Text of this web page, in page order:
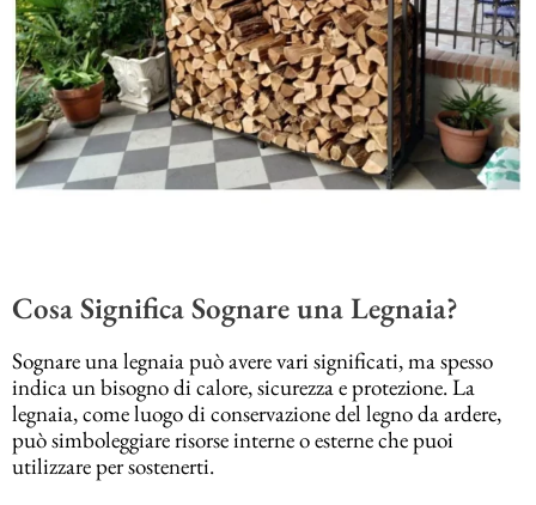
Cosa Significa Sognare una Legnaia?
Sognare una legnaia può avere vari significati, ma spesso
indica un bisogno di calore, sicurezza e protezione. La
legnaia, come luogo di conservazione del legno da ardere,
può simboleggiare risorse interne o esterne che puoi
utilizzare per sostenerti.